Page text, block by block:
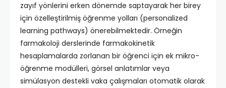
zayıf yönlerini erken dönemde saptayarak her birey
için özelleştirilmiş öğrenme yolları (personalized
learning pathways) önerebilmektedir. Örneğin
farmakoloji derslerinde farmakokinetik
hesaplamalarda zorlanan bir öğrenci için ek mikro-
öğrenme modülleri, görsel anlatımlar veya
simülasyon destekli vaka çalışmaları otomatik olarak